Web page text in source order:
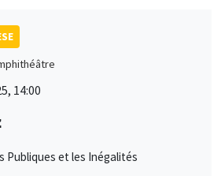
14:00
Publiques et les Inégalités